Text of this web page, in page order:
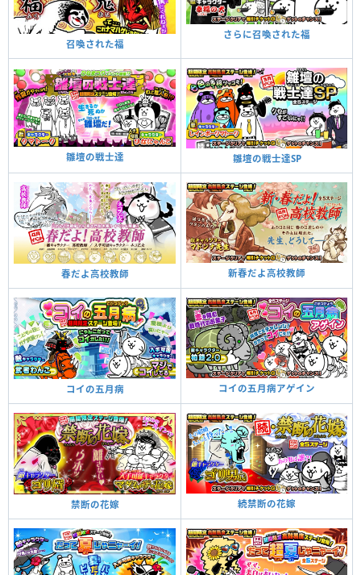
召喚された福
さらに召喚された福
雛壇の戦士達 雛壇の戦士達SP
春だよ高校教師 新春だよ高校教師
コイの五月病 コイの五月病アゲイン
禁断の花嫁 続禁断の花嫁